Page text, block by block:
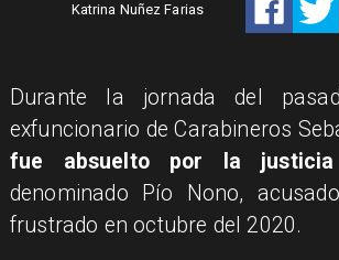
Katrina Nuñez Farias
Durante la jornada del
exfuncionario de Carabineros
fue absuelto por la justicia
denominado Pío Nono,
frustrado en octubre del 2020.